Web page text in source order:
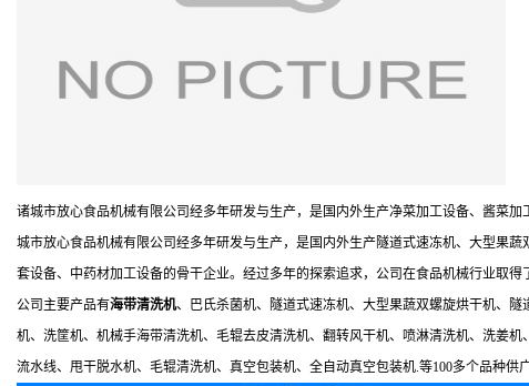
诸城市放心食品机械有限公司经多年研发与生产，是国内外生产净菜加工设备、酱菜
城市放心食品机械有限公司经多年研发与生产，是国内外生产隧道式速冻机、大型果
套设备、中药材加工设备的骨干企业。经过多年的探索追求，公司在食品机械行业取
公司主要产品有海带清洗机、巴氏杀菌机、隧道式速冻机、大型果蔬双螺旋烘干机、
机、洗筐机、机械手海带清洗机、毛辊去皮清洗机、翻转风干机、喷淋清洗机、洗姜
流水线、甩干脱水机、毛辊清洗机、真空包装机、全自动真空包装机.等100多个品种供